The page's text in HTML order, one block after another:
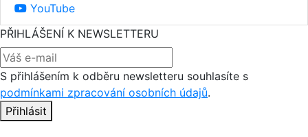
YouTube
PŘIHLÁŠENÍ K NEWSLETTERU
S přihlášením k odběru newsletteru souhlasíte s
podmínkami zpracování osobních údajů.
Přihlásit